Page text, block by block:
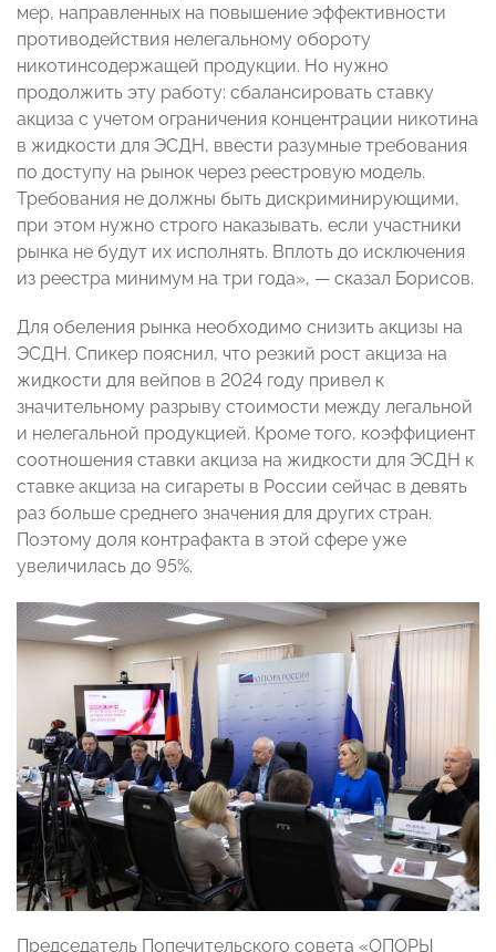
мер, направленных на повышение эффективности
противодействия нелегальному обороту
никотинсодержащей продукции. Но нужно
продолжить эту работу: сбалансировать ставку
акциза с учетом ограничения концентрации никотина
в жидкости для ЭСДН, ввести разумные требования
по доступу на рынок через реестровую модель.
Требования не должны быть дискриминирующими,
при этом нужно строго наказывать, если участники
рынка не будут их исполнять. Вплоть до исключения
из реестра минимум на три года», — сказал Борисов.
Для обеления рынка необходимо снизить акцизы на
ЭСДН. Спикер пояснил, что резкий рост акциза на
жидкости для вейпов в 2024 году привел к
значительному разрыву стоимости между легальной
и нелегальной продукцией. Кроме того, коэффициент
соотношения ставки акциза на жидкости для ЭСДН к
ставке акциза на сигареты в России сейчас в девять
раз больше среднего значения для других стран.
Поэтому доля контрафакта в этой сфере уже
увеличилась до 95%.
Председатель Попечительского совета «ОПОРЫ